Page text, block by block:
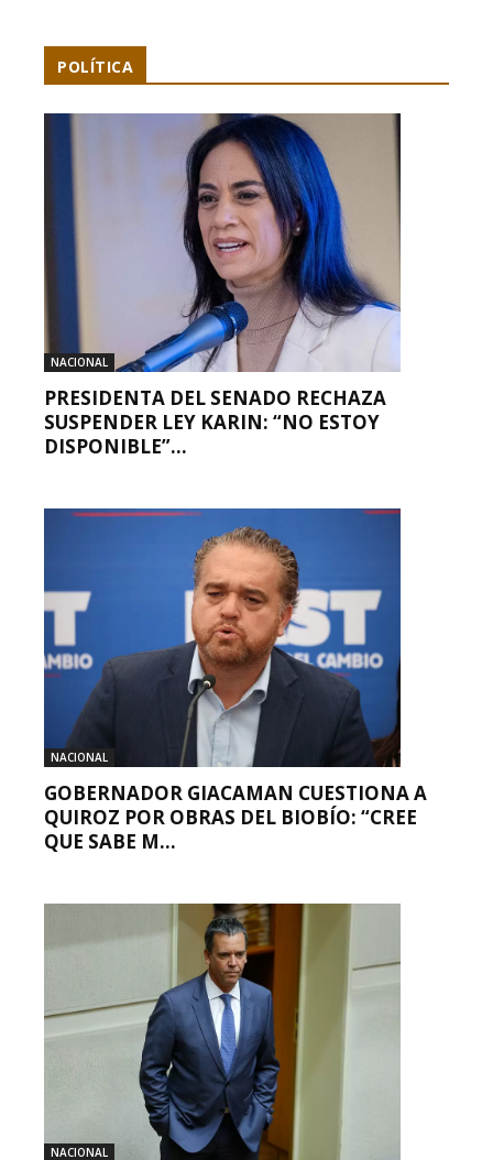
POLÍTICA
NACIONAL
PRESIDENTA DEL SENADO RECHAZA
SUSPENDER LEY KARIN: “NO ESTOY
DISPONIBLE”...
NACIONAL
GOBERNADOR GIACAMAN CUESTIONA A
QUIROZ POR OBRAS DEL BIOBÍO: “CREE
QUE SABE M...
NACIONAL